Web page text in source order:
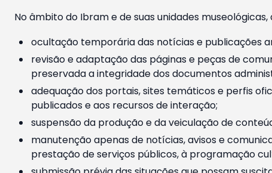
No âmbito do Ibram e de suas unidades
ocultação temporária das notícias e publicações
revisão e adaptação das páginas e peças de
preservada a integridade dos documentos
adequação dos portais, sites temáticos e perfis
publicados e aos recursos de interação;
suspensão da produção e da veiculação de
manutenção apenas de notícias, avisos e
prestação de serviços públicos, à programação